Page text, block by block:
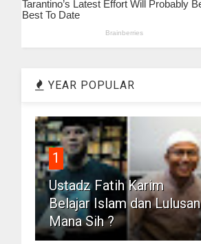
YEAR POPULAR
1
Ustadz Fatih Karim
Belajar Islam dan Lulusan
Mana Sih ?